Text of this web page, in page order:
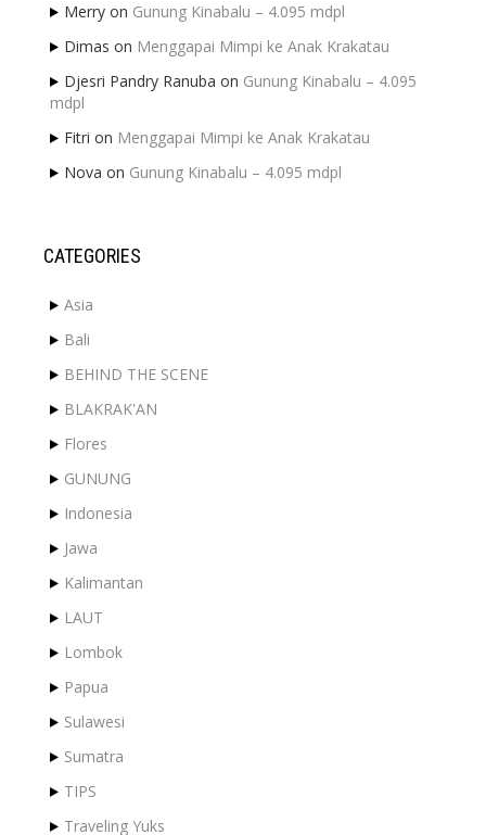
Merry on Gunung Kinabalu – 4.095 mdpl
Dimas on Menggapai Mimpi ke Anak Krakatau
Djesri Pandry Ranuba on Gunung Kinabalu – 4.095
mdpl
Fitri on Menggapai Mimpi ke Anak Krakatau
Nova on Gunung Kinabalu – 4.095 mdpl
CATEGORIES
Asia
Bali
BEHIND THE SCENE
BLAKRAK'AN
Flores
GUNUNG
Indonesia
Jawa
Kalimantan
LAUT
Lombok
Papua
Sulawesi
Sumatra
TIPS
Traveling Yuks